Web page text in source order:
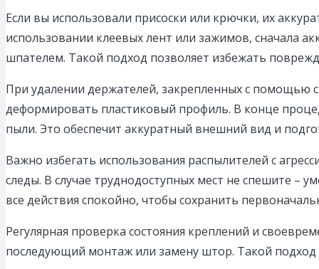
Если вы использовали присоски или крючки, их
использовании клеевых лент или зажимов, сначала
шпателем. Такой подход позволяет избежать
При удалении держателей, закрепленных с помощью
деформировать пластиковый профиль. В конце
пыли. Это обеспечит аккуратный внешний вид и
Важно избегать использования распылителей с
следы. В случае труднодоступных мест не спешите
все действия спокойно, чтобы сохранить
Регулярная проверка состояния креплений и
последующий монтаж или замену штор. Такой